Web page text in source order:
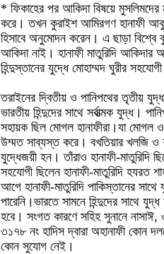
* ফিকাহের পর আকিদা বিষয়ে
করে। তখন কুরাইশ আমিরগণ হানাফী
হিসাবে অনুমোদন করেন। এ ছাড়া
আকিদা নাই। হানাফী মাতুরিদি আকিদার
হিন্দুস্তানের যুদ্ধে মোহাম্মদ ঘুরীর
তরাইনের দ্বিতীয় ও পানিপথের তৃতীয়
ভারতীয় হিন্দুদের সাথে সর্বাত্মক যুদ্ধ।
সহায়ক ছিল মোগল হানাফীরা।যা মোগল
উম্মত সাব্যস্ত করে। বখতিয়ার খলজি ও
যুদ্ধেজয়ী হন। তাঁরাও হানাফী-মাতুরিদি
সহযোগী ছিলেন হানাফী-মাতুরিদি হযরত
আগে হানাফী-মাতুরিদি পাকিস্তানের
পারেনি।ভারতে সামনে হিন্দুদের সাথে
হবে। সংগত কারণে সহিহ সুনানে নাসাঈ,
৩১৭৮ নং হাদিস দ্বারা অহানাফী কোন
কোন সুযোগ নেই।